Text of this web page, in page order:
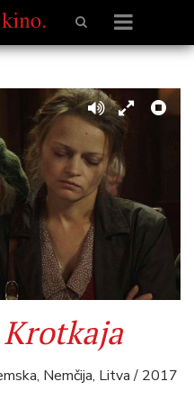
Krotkaja
Nemčija, Litva / 2017